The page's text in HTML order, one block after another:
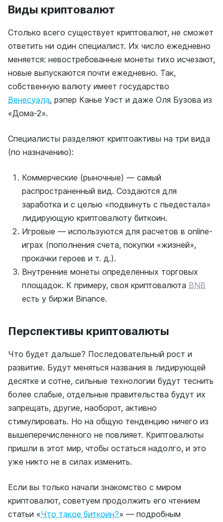
Виды криптовалют
Столько всего существует криптовалют, не сможет
ответить ни один специалист. Их число ежедневно
меняется: невостребованные монеты тихо исчезают,
новые выпускаются почти ежедневно. Так,
собственную валюту имеет государство
Венесуэла, рэпер Канье Уэст и даже Оля Бузова из
«Дома-2».
Специалисты разделяют криптоактивы на три вида
(по назначению):
Коммерческие (рыночные) — самый
распространенный вид. Создаются для
заработка и с целью «подвинуть с пьедестала»
лидирующую криптовалюту биткоин.
Игровые — используются для расчетов в online-
играх (пополнения счета, покупки «жизней»,
прокачки героев и т. д.).
Внутренние монеты определенных торговых
площадок. К примеру, своя криптовалюта BNB
есть у биржи Binance.
Перспективы криптовалюты
Что будет дальше? Последовательный рост и
развитие. Будут меняться названия в лидирующей
десятке и сотне, сильные технологии будут теснить
более слабые, отдельные правительства будут их
запрещать, другие, наоборот, активно
стимулировать. Но на общую тенденцию ничего из
вышеперечисленного не повлияет. Криптовалюты
пришли в этот мир, чтобы остаться надолго, и это
уже никто не в силах изменить.
Если вы только начали знакомство с миром
криптовалют, советуем продолжить его чтением
статьи «Что такое биткоин?» — подробным